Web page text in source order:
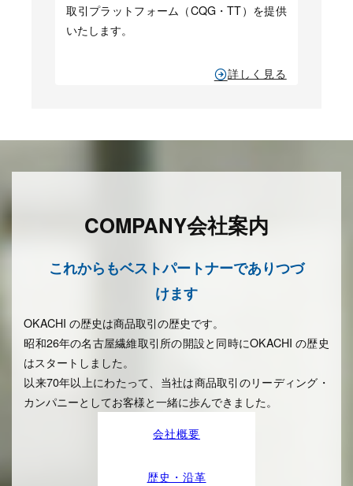
取引プラットフォーム（CQG・TT）を提供
いたします。
詳しく見る
COMPANY会社案内
これからもベストパートナーでありつづ
けます
OKACHI の歴史は商品取引の歴史です。
昭和26年の名古屋繊維取引所の開設と同時にOKACHI の歴史
はスタートしました。
以来70年以上にわたって、当社は商品取引のリーディング・
カンパニーとしてお客様と一緒に歩んできました。
会社概要
歴史・沿革